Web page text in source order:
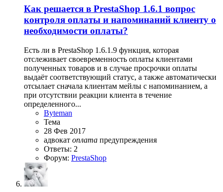
Как решается в PrestaShop 1.6.1 вопрос
контроля оплаты и напоминаний клиенту о
необходимости оплаты?
Есть ли в PrestaShop 1.6.1.9 функция, которая
отслеживает своевременность оплаты клиентами
полученных товаров и в случае просрочки оплаты
выдаёт соответствующий статус, а также автоматически
отсылает сначала клиентам мейлы с напоминанием, а
при отсутствии реакции клиента в течение
определенного...
Byteman
Тема
28 Фев 2017
адвокат оплата предупреждения
Ответы: 2
Форум: PrestaShop